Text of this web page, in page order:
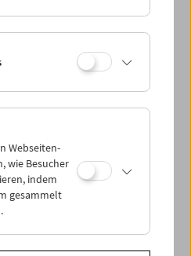
Keaton, Ross Lipman
Webseiten-
wie Besucher
indem
gesammelt